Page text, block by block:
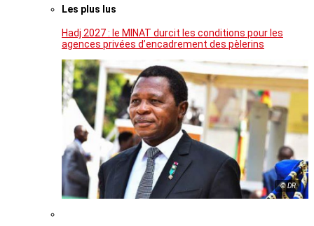
Les plus lus
Hadj 2027 : le MINAT durcit les conditions pour les
agences privées d’encadrement des pèlerins
© DR